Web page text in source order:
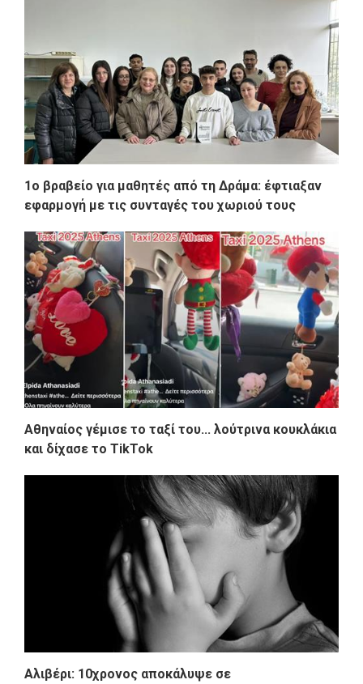
1ο βραβείο για μαθητές από τη Δράμα: έφτιαξαν
εφαρμογή με τις συνταγές του χωριού τους
Αθηναίος γέμισε το ταξί του... λούτρινα κουκλάκια
και δίχασε το TikTok
Αλιβέρι: 10χρονος αποκάλυψε σε